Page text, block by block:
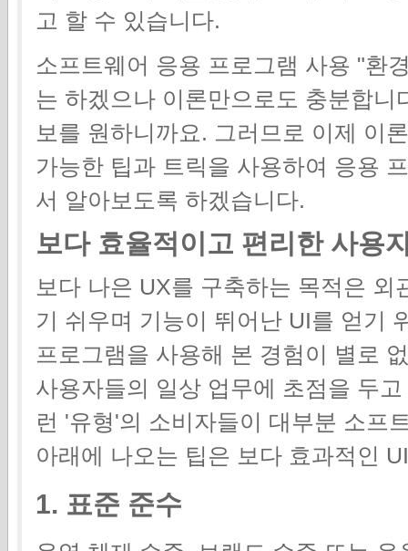
고 할 수 있습니다.
소프트웨어 응용 프로그램 사용 "환
는 하겠으나 이론만으로도 충분합
보를 원하니까요. 그러므로 이제 이
가능한 팁과 트릭을 사용하여 응용
서 알아보도록 하겠습니다.
보다 효율적이고 편리한 사용
보다 나은 UX를 구축하는 목적은
기 쉬우며 기능이 뛰어난 UI를 얻기
프로그램을 사용해 본 경험이 별로
사용자들의 일상 업무에 초점을 두
런 '유형'의 소비자들이 대부분 소프
아래에 나오는 팁은 보다 효과적인
1. 표준 준수